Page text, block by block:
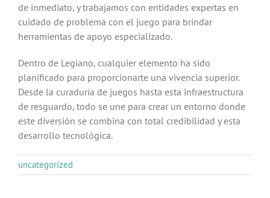
de inmediato, y trabajamos con entidades expertas en
cuidado de problema con el juego para brindar
herramientas de apoyo especializado.
Dentro de Legiano, cualquier elemento ha sido
planificado para proporcionarte una vivencia superior.
Desde la curaduría de juegos hasta esta infraestructura
de resguardo, todo se une para crear un entorno donde
este diversión se combina con total credibilidad y esta
desarrollo tecnológica.
uncategorized